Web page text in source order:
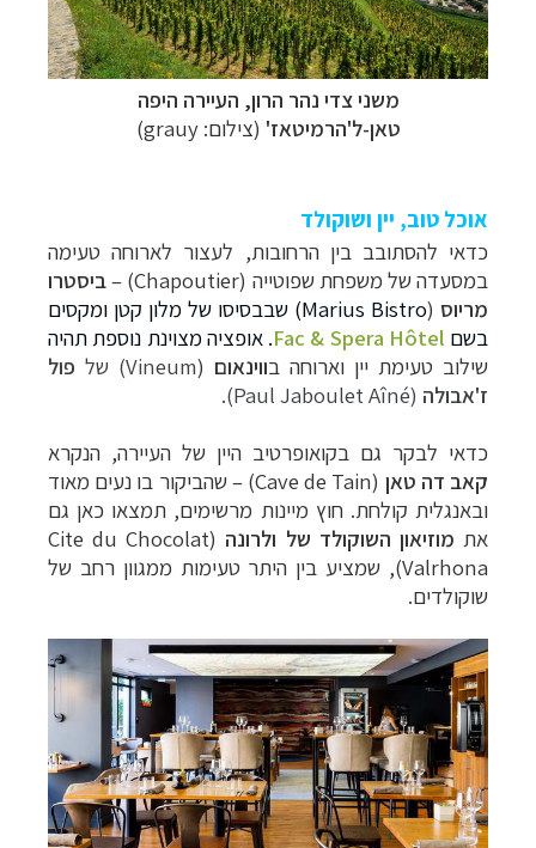
משני צדי נהר הרון, העיירה היפה
טאן-ל'הרמיטאז' (צילום: grauy)
אוכל טוב, יין ושוקולד
כדאי להסתובב בין הרחובות, לעצור לארוחה טעימה
במסעדה של משפחת שפוטייה (Chapoutier
) –ביסטרו
מריוס (
Marius Bistro) שבבסיסו של מלון קטן ומקסים
בשם Fac & Spera Hôtel. אופציה מצוינת נוספת תהיה
שילוב טעימת יין וארוחה בווינאום (
Vineum) של פול
ז'אבולה (
Paul Jaboulet Aîné
).
כדאי לבקר גם בקואופרטיב היין של העיירה, הנקרא
קאב דה טאן (
Cave de Tain) – שהביקור בו נעים מאוד
ובאנגלית קולחת. חוץ מיינות מרשימים, תמצאו כאן גם
את מוזיאון השוקולד של ולרונה (
Cite du Chocolat
Valrhona), שמציע בין היתר טעימות ממגוון רחב של
שוקולדים.